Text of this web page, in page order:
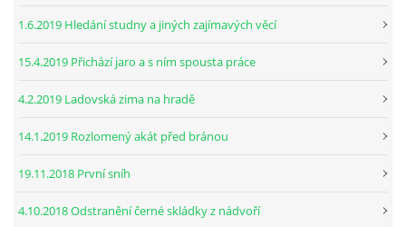
1.6.2019 Hledání studny a jiných zajímavých věcí
15.4.2019 Přichází jaro a s ním spousta práce
4.2.2019 Ladovská zima na hradě
14.1.2019 Rozlomený akát před bránou
19.11.2018 První sníh
4.10.2018 Odstranění černé skládky z nádvoří